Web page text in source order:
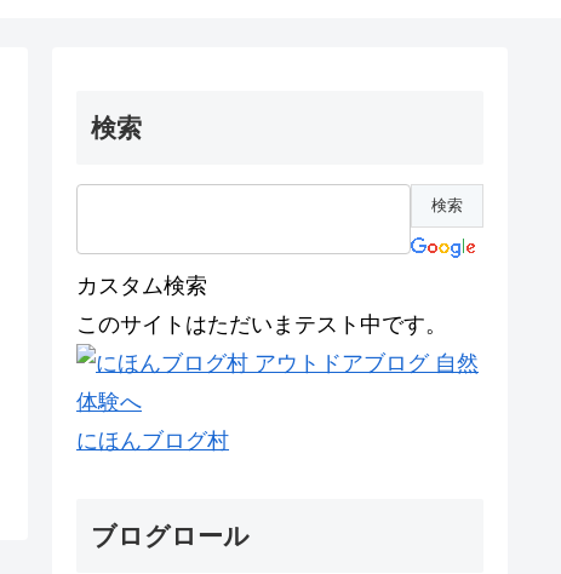
検索
カスタム検索
このサイトはただいまテスト中です。
にほんブログ村
ブログロール